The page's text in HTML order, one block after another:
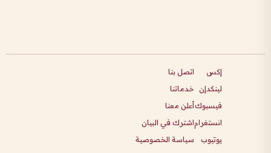
إكس
لينكدإن
فيسبوك
انستغرام
يوتيوب
اتصل بنا
خدماتنا
أعلن معنا
اشترك في البيان
سياسة الخصوصية